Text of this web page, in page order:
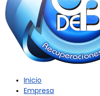
Inicio
Empresa